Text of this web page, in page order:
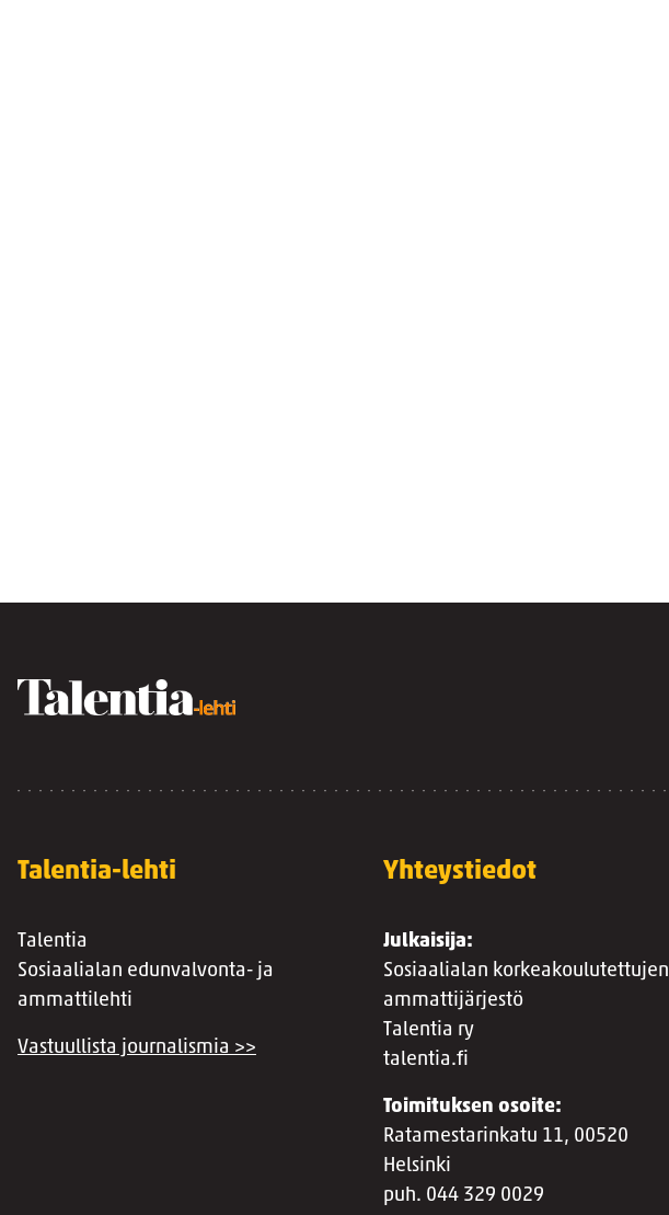
Talentia-lehti
Talentia
Sosiaalialan edunvalvonta- ja
ammattilehti
Vastuullista journalismia >>
Yhteystiedot
Julkaisija:
Sosiaalialan korkeakoulutettujen
ammattijärjestö
Talentia ry
talentia.fi
Toimituksen osoite:
Ratamestarinkatu 11, 00520
Helsinki
puh. 044 329 0029